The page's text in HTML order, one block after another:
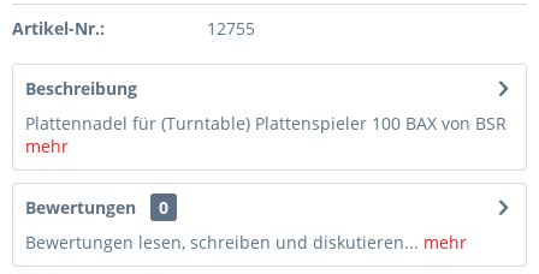
Artikel-Nr.: 12755
Beschreibung
Plattennadel für (Turntable) Plattenspieler 100 BAX von BSR
mehr
Bewertungen
0
Bewertungen lesen, schreiben und diskutieren... mehr